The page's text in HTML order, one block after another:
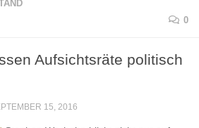
0
Aufsichtsräte politisch
15, 2016